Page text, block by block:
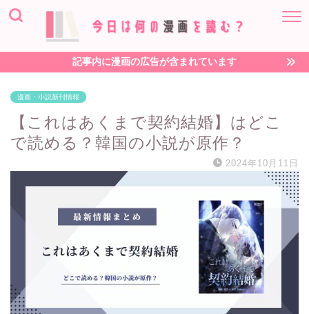
記事内に漫画の広告が含まれています
漫画・小説新刊情報
【これはあくまで契約結婚】はどこ
で読める？韓国の小説が原作？
2024年10月11日